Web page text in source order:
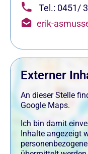
Tel.: 0451/
erik-
Externer
An dieser Stelle
Google Maps.
Ich bin damit
Inhalte angezeigt